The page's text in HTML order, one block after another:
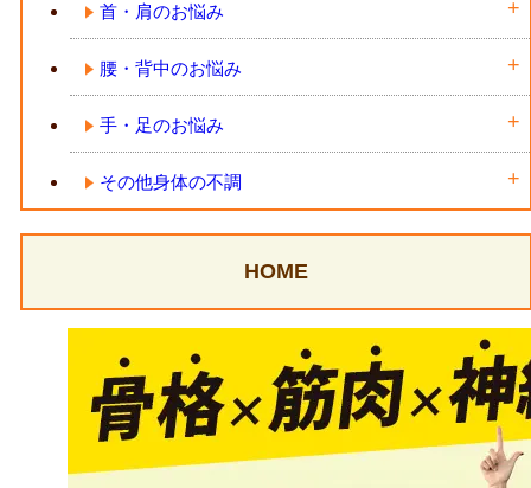
首・肩のお悩み
腰・背中のお悩み
手・足のお悩み
その他身体の不調
HOME